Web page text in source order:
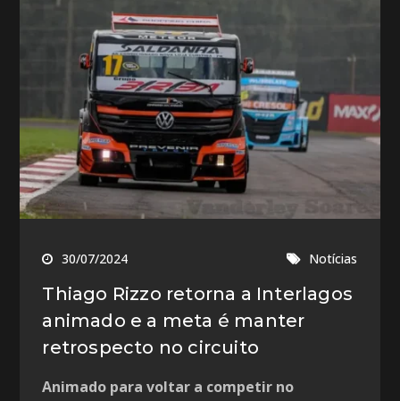
30/07/2024 Notícias
Thiago Rizzo retorna a Interlagos
animado e a meta é manter
retrospecto no circuito
Animado para voltar a competir no